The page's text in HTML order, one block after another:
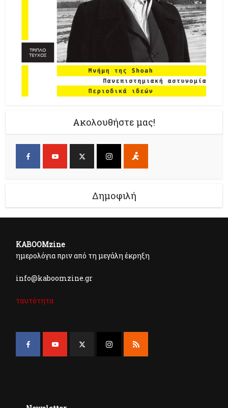
Ακολουθήστε μας!
Δημοφιλή
KABOOMzine
ημερολόγια πριν από τη μεγάλη έκρηξη
info@kaboomzine.gr
ταυτότητα